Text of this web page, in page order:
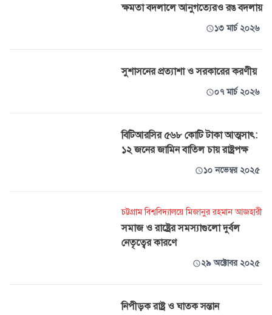
ক্ষমতা বদলালে আনুগত্যেরও রঙ বদলায়
১৩ মার্চ ২০২৬
সুশাসনের প্রত্যাশা ও সরকারের করণীয়
০৭ মার্চ ২০২৬
বিটিআরসির ৫৬৮ কোটি টাকা আত্মসাৎ:
১২ জনের জামিন বাতিল চায় রাষ্ট্রপক্ষ
১০ নভেম্বর ২০২৫
চট্টগ্রাম বিশ্ববিদ্যালয়ে মিজানুর রহমান আজহারী
সমাজ ও রাষ্ট্রের সমস্যাগুলো দুর্বল
নেতৃত্বের কারণে
২৯ অক্টোবর ২০২৫
নিপীড়ক রাষ্ট্র ও ঘাতক সন্তান